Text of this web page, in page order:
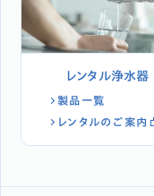
レンタル浄水器
製品一覧
レンタルのご案内